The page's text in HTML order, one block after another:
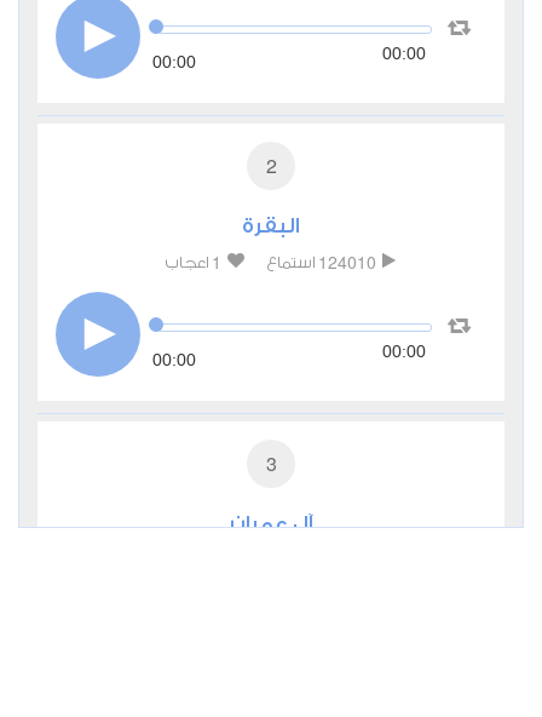
00:00 00:00
2
البقرة
124010 استماع 1 اعجاب
00:00 00:00
3
آل عمران